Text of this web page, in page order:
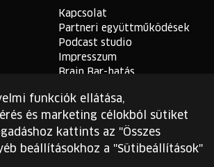
Kapcsolat
Partneri együttműködések
Podcast studio
Impresszum
Brain Bar-hatás
funkciók ellátása,
és marketing célokból sütiket
kattints az "Összes
beállításokhoz a "Sütibeállítások"